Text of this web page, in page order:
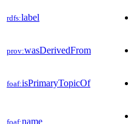
rdfs:label
prov:wasDerivedFrom
foaf:isPrimaryTopicOf
foaf:name